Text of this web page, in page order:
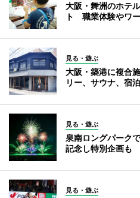
大阪・舞洲のホテ
ト 職業体験やワ
見る・遊ぶ
大阪・築港に複合
リー、サウナ、宿
見る・遊ぶ
泉南ロングパーク
記念し特別企画も
見る・遊ぶ